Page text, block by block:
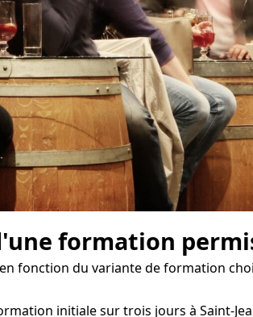
formation
fonction du variante de formation
initiale sur trois jours à Saint-